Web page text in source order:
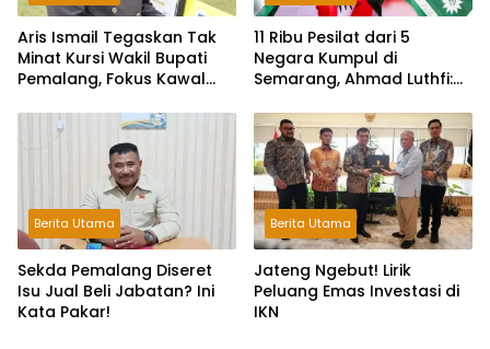
Aris Ismail Tegaskan Tak
Minat Kursi Wakil Bupati
Pemalang, Fokus Kawal
11 Ribu Pesilat dari 5
Negara Kumpul di
Semarang, Ahmad Luthfi:
Bangsa!
Berita Utama
Sekda Pemalang Diseret
Isu Jual Beli Jabatan? Ini
Kata Pakar!
Berita Utama
Jateng Ngebut! Lirik
Peluang Emas Investasi di
IKN